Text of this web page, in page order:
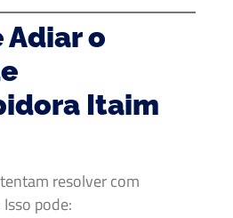
Adiar o
Itaim
resolver com
pode: